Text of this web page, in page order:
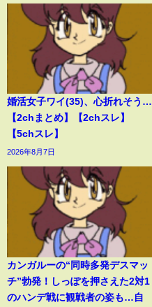
婚活女子ワイ(35)、心折れそう…
【2chまとめ】【2chスレ】
【5chスレ】
2026年8月7日
カンガルーの“同時多発デスマッ
チ”勃発！しっぽを押さえた2対1
のハンデ戦に観戦者の姿も…自